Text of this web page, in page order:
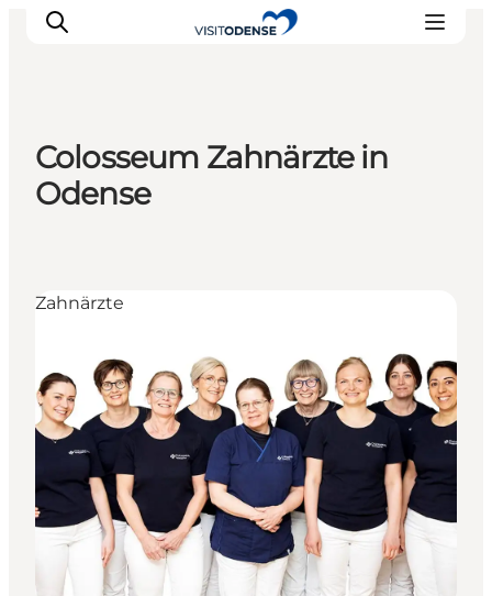
Odense erleben
Colosseum Zahnärzte in
Odense
Zahnärzte